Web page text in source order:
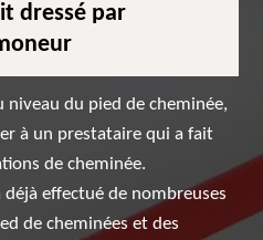
dressé par
niveau du pied de cheminée,
à un prestataire qui a fait
de cheminée.
déjà effectué de nombreuses
de cheminées et des